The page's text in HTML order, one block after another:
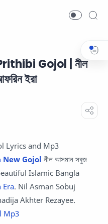
Gojol | নীল
ইরা
Lyrics and Mp3
New Gojol নীল আসমান সবুজ
Islamic Bangla
Era. Nil Asman Sobuj
Akhter Rezayee.
Mp3